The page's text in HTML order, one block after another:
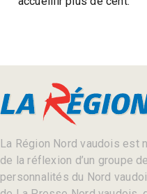
La Région Nord vaudois est
de la réflexion d’un groupe
personnalités du Nord